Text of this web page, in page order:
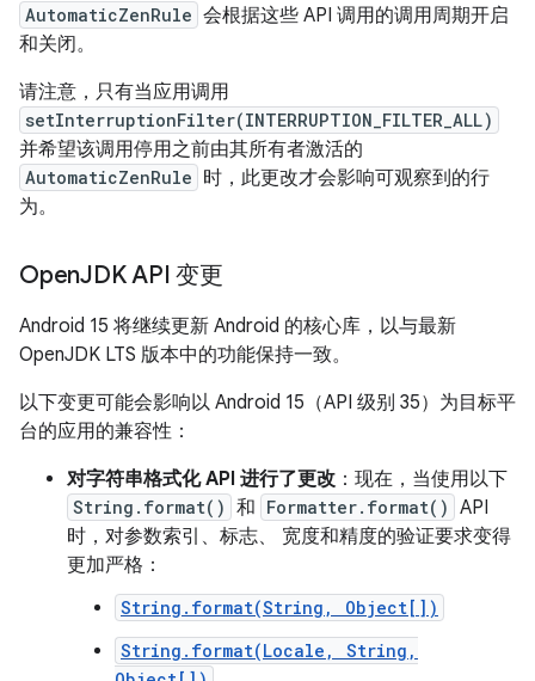
AutomaticZenRule 会根据这些 API 调用的调用周期开启
和关闭。
请注意，只有当应用调用
setInterruptionFilter(INTERRUPTION_FILTER_ALL)
并希望该调用停用之前由其所有者激活的
AutomaticZenRule 时，此更改才会影响可观察到的行
为。
OpenJDK API 变更
Android 15 将继续更新 Android 的核心库，以与最新
OpenJDK LTS 版本中的功能保持一致。
以下变更可能会影响以 Android 15（API 级别 35）为目标平
台的应用的兼容性：
对字符串格式化 API 进行了更改 ：现在，当使用以下
String.format() 和 Formatter.format() API
时，对参数索引、标志、 宽度和精度的验证要求变得
更加严格：
String.format(String, Object[])
String.format(Locale, String,